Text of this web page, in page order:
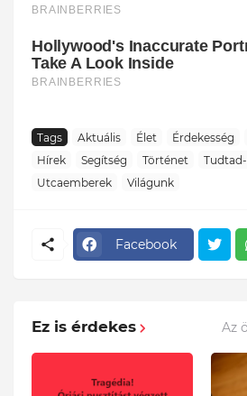
Tags Aktuális Élet Érdekesség
Hírek
Segítség Történet
Utcaemberek
Világunk
Facebook
Ez is érdekes Az